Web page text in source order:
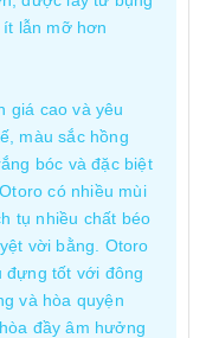
lẫn mỡ hơn
giá cao và yêu
màu sắc hồng
bóc và đặc biệt
có nhiều mùi
tụ nhiều chất béo
vời bằng. Otoro
đựng tốt với đông
và hòa quyện
đầy âm hưởng